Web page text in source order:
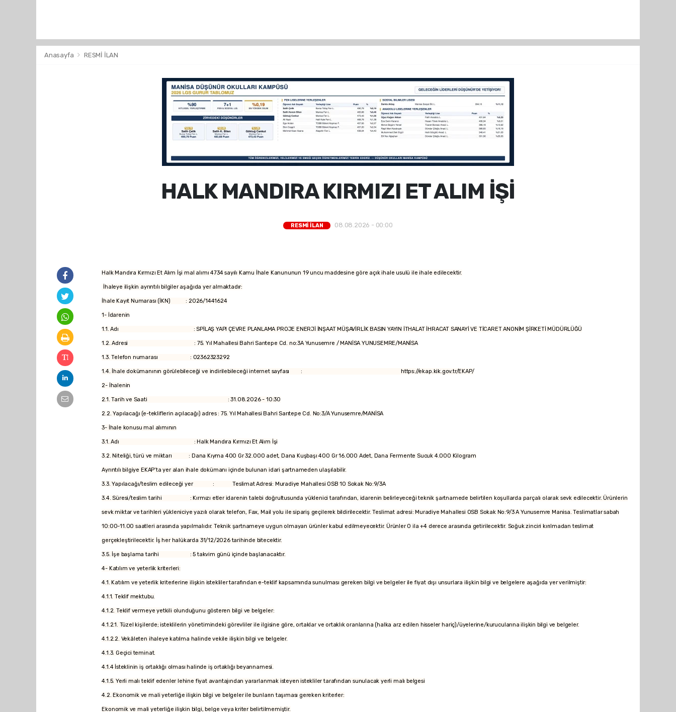
Anasayfa RESMİ İLAN
HALK MANDIRA KIRMIZI ET ALIM İŞİ
RESMİ İLAN 08.08.2026 - 00:00
Halk Mandıra Kırmızı Et Alım İşi mal alımı 4734 sayılı Kamu İhale Kanununun 19 uncu maddesine göre açık ihale usulü ile ihale edilecektir.
İhaleye ilişkin ayrıntılı bilgiler aşağıda yer almaktadır:
İhale Kayıt Numarası (İKN) : 2026/1441624
1- İdarenin
1.1. Adı : SPİLAŞ YAPI ÇEVRE PLANLAMA PROJE ENERJİ İNŞAAT MÜŞAVİRLİK BASIN YAYIN İTHALAT İHRACAT SANAYİ VE TİCARET ANONİM ŞİRKETİ MÜDÜRLÜĞÜ
1.2. Adresi : 75. Yıl Mahallesi Bahri Sarıtepe Cd. no:3A Yunusemre / MANİSA YUNUSEMRE/MANİSA
1.3. Telefon numarası : 02362323292
1.4. İhale dokümanının görülebileceği ve indirilebileceği internet sayfası : https://ekap.kik.gov.tr/EKAP/
2- İhalenin
2.1. Tarih ve Saati : 31.08.2026 - 10:30
2.2. Yapılacağı (e-tekliflerin açılacağı) adres : 75. Yıl Mahallesi Bahri Sarıtepe Cd. No:3/A Yunusemre/MANİSA
3- İhale konusu mal alımının
3.1. Adı : Halk Mandıra Kırmızı Et Alım İşi
3.2. Niteliği, türü ve miktarı : Dana Kıyma 400 Gr 32.000 adet, Dana Kuşbaşı 400 Gr 16.000 Adet, Dana Fermente Sucuk 4.000 Kilogram
Ayrıntılı bilgiye EKAP’ta yer alan ihale dokümanı içinde bulunan idari şartnameden ulaşılabilir.
3.3. Yapılacağı/teslim edileceği yer : Teslimat Adresi: Muradiye Mahallesi OSB 10 Sokak No:9/3A
3.4. Süresi/teslim tarihi : Kırmızı etler idarenin talebi doğrultusunda yüklenici tarafından, idarenin belirleyeceği teknik şartnamede belirtilen koşullarda parçalı olarak sevk edilecektir. Ürünlerin
sevk miktar ve tarihleri yükleniciye yazılı olarak telefon, Fax, Mail yolu ile sipariş geçilerek bildirilecektir. Teslimat adresi: Muradiye Mahallesi OSB Sokak No:9/3 A Yunusemre Manisa. Teslimatlar sabah
10:00-11.00 saatleri arasında yapılmalıdır. Teknik şartnameye uygun olmayan ürünler kabul edilmeyecektir. Ürünler 0 ila +4 derece arasında getirilecektir. Soğuk zinciri kırılmadan teslimat
gerçekleştirilecektir. İş her halükarda 31/12/2026 tarihinde bitecektir.
3.5. İşe başlama tarihi : 5 takvim günü içinde başlanacaktır.
4- Katılım ve yeterlik kriterleri:
4.1. Katılım ve yeterlik kriterlerine ilişkin istekliler tarafından e-teklif kapsamında sunulması gereken bilgi ve belgeler ile fiyat dışı unsurlara ilişkin bilgi ve belgelere aşağıda yer verilmiştir:
4.1.1. Teklif mektubu.
4.1.2. Teklif vermeye yetkili olunduğunu gösteren bilgi ve belgeler:
4.1.2.1. Tüzel kişilerde; isteklilerin yönetimindeki görevliler ile ilgisine göre, ortaklar ve ortaklık oranlarına (halka arz edilen hisseler hariç)/üyelerine/kurucularına ilişkin bilgi ve belgeler.
4.1.2.2. Vekâleten ihaleye katılma halinde vekile ilişkin bilgi ve belgeler.
4.1.3. Geçici teminat.
4.1.4 İsteklinin iş ortaklığı olması halinde iş ortaklığı beyannamesi.
4.1.5. Yerli malı teklif edenler lehine fiyat avantajından yararlanmak isteyen istekliler tarafından sunulacak yerli malı belgesi
4.2. Ekonomik ve mali yeterliğe ilişkin bilgi ve belgeler ile bunların taşıması gereken kriterler:
Ekonomik ve mali yeterliğe ilişkin bilgi, belge veya kriter belirtilmemiştir.